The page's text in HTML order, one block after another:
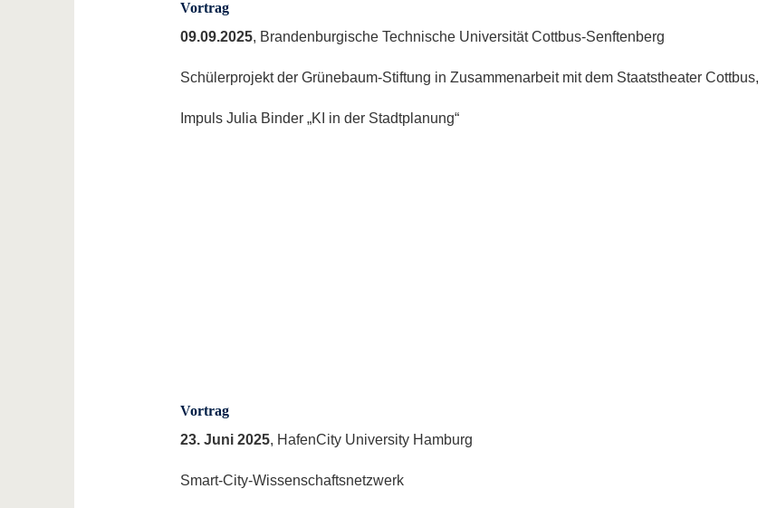
Vortrag
09.09.2025, Brandenburgische Technische Universität Cottbus-Senftenberg
Schülerprojekt der Grünebaum-Stiftung in Zusammenarbeit mit dem Staatstheater Cottbus,
Impuls Julia Binder „KI in der Stadtplanung“
Vortrag
23. Juni 2025, HafenCity University Hamburg
Smart-City-Wissenschaftsnetzwerk